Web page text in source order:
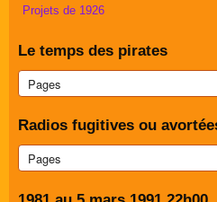
Projets de 1926
Le temps des pirates
Radios fugitives ou